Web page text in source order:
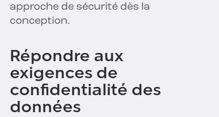
approche de sécurité dès la
conception.
Répondre aux
exigences de
confidentialité des
données